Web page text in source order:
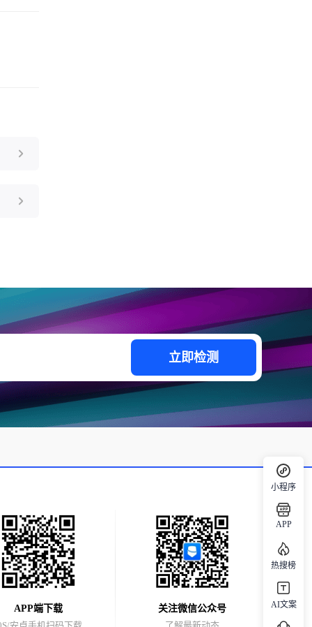
小程序
APP
热搜榜
AI文案
立即检测
关注微信公众号
APP端下载